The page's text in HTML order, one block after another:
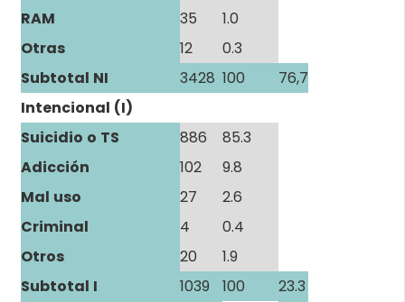
RAM
35
1.0
Otras
12
0.3
Subtotal NI
3428 100
76,7
Intencional (I)
Suicidio o TS
886
85.3
Adicción
102
9.8
Mal uso
27
2.6
Criminal
4
0.4
Otros
20
1.9
Subtotal I
1039 100
23.3